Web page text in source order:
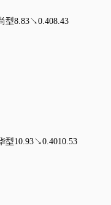
型8.83↘0.408.43
型10.93↘0.4010.53